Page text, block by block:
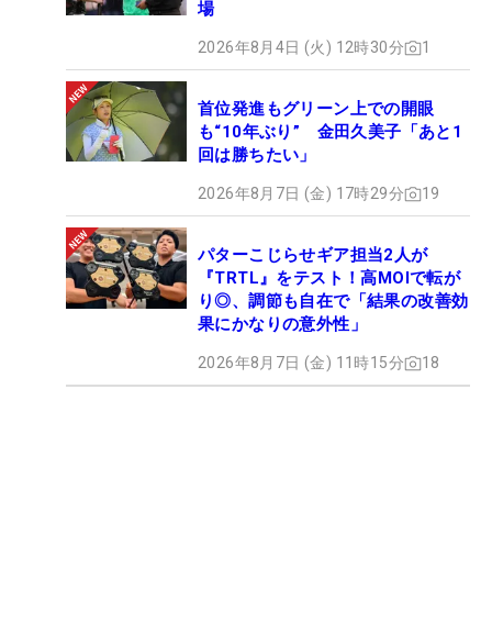
場
2026年8月4日 (火) 12時30分 1
首位発進もグリーン上での開眼
も“10年ぶり” 金田久美子「あと1
回は勝ちたい」
2026年8月7日 (金) 17時29分 19
パターこじらせギア担当2人が
『TRTL』をテスト！高MOIで転が
り◎、調節も自在で「結果の改善効
果にかなりの意外性」
2026年8月7日 (金) 11時15分 18